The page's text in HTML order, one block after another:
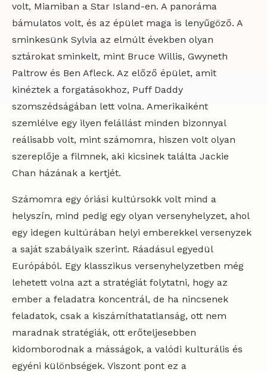
volt, Miamiban a Star Island-en. A panoráma
bámulatos volt, és az épület maga is lenyűgöző. A
sminkesünk Sylvia az elmúlt években olyan
sztárokat sminkelt, mint Bruce Willis, Gwyneth
Paltrow és Ben Afleck. Az előző épület, amit
kinéztek a forgatásokhoz, Puff Daddy
szomszédságában lett volna. Amerikaiként
szemlélve egy ilyen felállást minden bizonnyal
reálisabb volt, mint számomra, hiszen volt olyan
szereplője a filmnek, aki kicsinek találta Jackie
Chan házának a kertjét.
Számomra egy óriási kultúrsokk volt mind a
helyszín, mind pedig egy olyan versenyhelyzet, ahol
egy idegen kultúrában helyi emberekkel versenyzek
a saját szabályaik szerint. Ráadásul egyedül
Európából. Egy klasszikus versenyhelyzetben még
lehetett volna azt a stratégiát folytatni, hogy az
ember a feladatra koncentrál, de ha nincsenek
feladatok, csak a kiszámíthatatlanság, ott nem
maradnak stratégiák, ott erőteljesebben
kidomborodnak a másságok, a valódi kulturális és
egyéni különbségek. Viszont pont ez a